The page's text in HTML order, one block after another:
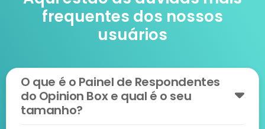
frequentes dos nossos
usuários
O que é o Painel de Respondentes
do Opinion Box e qual é o seu
tamanho?